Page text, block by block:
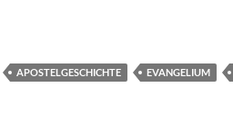
APOSTELGESCHICHTE EVANGELIUM